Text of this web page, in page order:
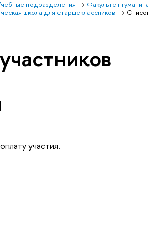
подразделения
Факультет
школа для старшеклассников
участия.